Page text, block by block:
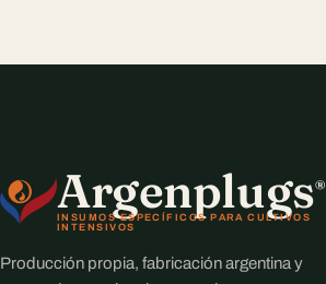
Argenplugs®
INSUMOS ESPECÍFICOS PARA CULTIVOS
INTENSIVOS
Producción propia, fabricación argentina y